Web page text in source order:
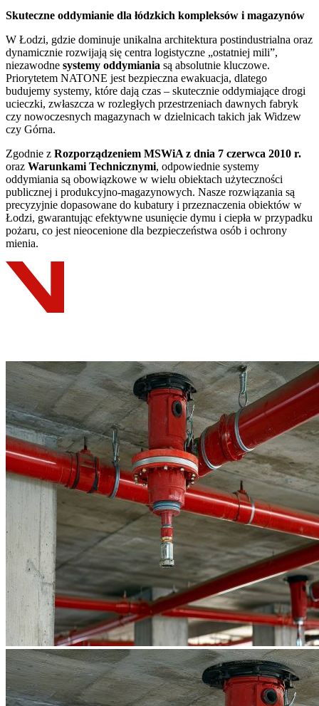
Skuteczne oddymianie dla łódzkich kompleksów i magazynów
W Łodzi, gdzie dominuje unikalna architektura postindustrialna oraz
dynamicznie rozwijają się centra logistyczne „ostatniej mili”,
niezawodne systemy oddymiania są absolutnie kluczowe.
Priorytetem NATONE jest bezpieczna ewakuacja, dlatego
budujemy systemy, które dają czas – skutecznie oddymiające drogi
ucieczki, zwłaszcza w rozległych przestrzeniach dawnych fabryk
czy nowoczesnych magazynach w dzielnicach takich jak Widzew
czy Górna.
Zgodnie z Rozporządzeniem MSWiA z dnia 7 czerwca 2010 r.
oraz Warunkami Technicznymi, odpowiednie systemy
oddymiania są obowiązkowe w wielu obiektach użyteczności
publicznej i produkcyjno-magazynowych. Nasze rozwiązania są
precyzyjnie dopasowane do kubatury i przeznaczenia obiektów w
Łodzi, gwarantując efektywne usunięcie dymu i ciepła w przypadku
pożaru, co jest nieocenione dla bezpieczeństwa osób i ochrony
mienia.